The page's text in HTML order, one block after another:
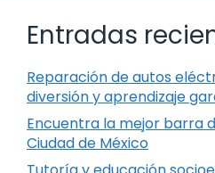
Entradas
Reparación de autos
diversión y aprendizaje
Encuentra la mejor barra
Ciudad de México